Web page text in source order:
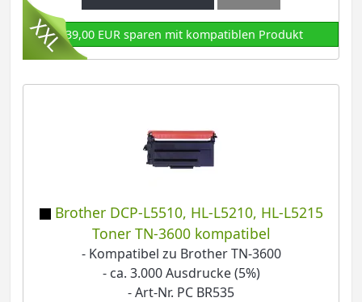
139,00 EUR sparen mit kompatiblen Produkt
Brother DCP-L5510, HL-L5210, HL-L5215
Toner TN-3600 kompatibel
- Kompatibel zu Brother TN-3600
- ca. 3.000 Ausdrucke (5%)
- Art-Nr. PC BR535